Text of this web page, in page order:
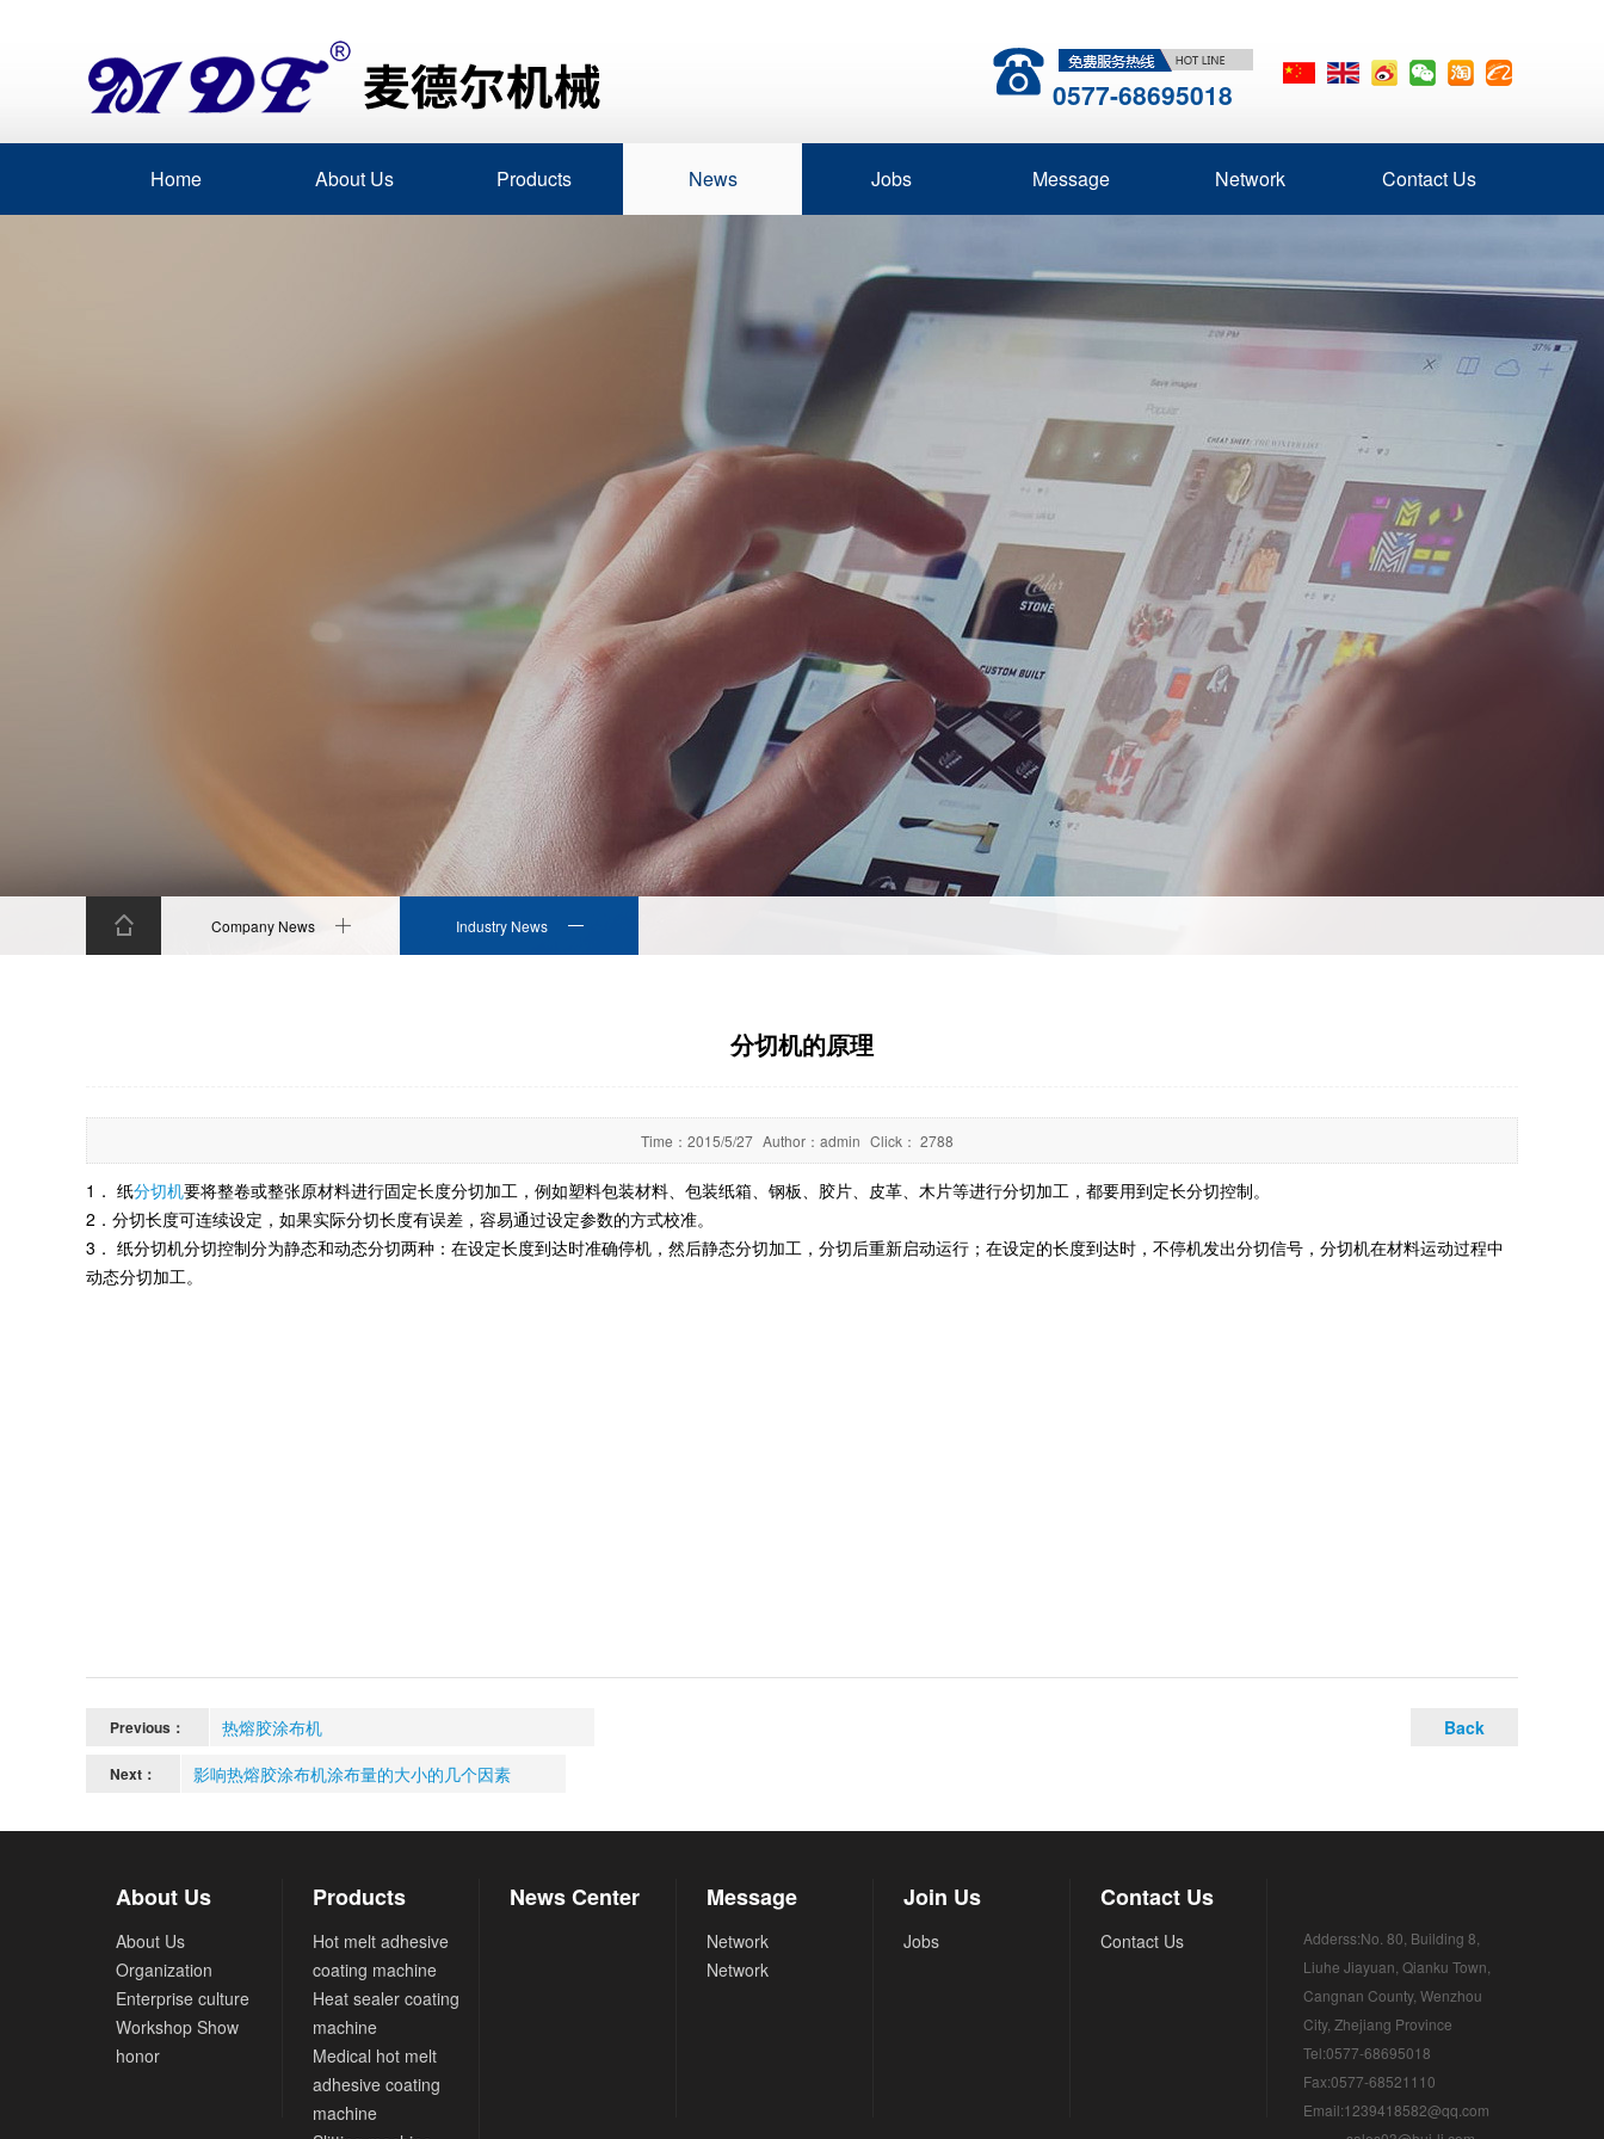
0577-68695018
Home About Us Products News Jobs Message Network Contact Us
Company News Industry News
分切机的原理
Time： 2015/5/27 Author： admin Click： 2788
1． 纸分切机要将整卷或整张原材料进行固定长度分切加工，例如塑料包装材料、包装纸箱、钢板、胶片、皮革、木片等进行分切加工，都要用到定长分切控制。
2．分切长度可连续设定，如果实际分切长度有误差，容易通过设定参数的方式校准。
3． 纸分切机分切控制分为静态和动态分切两种：在设定长度到达时准确停机，然后静态分切加工，分切后重新启动运行；在设定的长度到达时，不停机发出分切信号，分切机在材料运动过程中
动态分切加工。
Previous： 热熔胶涂布机
Next： 影响热熔胶涂布机涂布量的大小的几个因素
Back
About Us
About Us
Organization
Enterprise culture
Workshop Show
honor
Products
Hot melt adhesive
coating machine
Heat sealer coating
machine
Medical hot melt
adhesive coating
machine
News Center Message
Network
Network
Join Us
Jobs
Contact Us
Contact Us
Adderss:No. 80, Building 8,
Liuhe Jiayuan, Qianku Town,
Cangnan County, Wenzhou
City, Zhejiang Province
Tel:0577-68695018
Fax:0577-68521110
Email:1239418582@qq.com